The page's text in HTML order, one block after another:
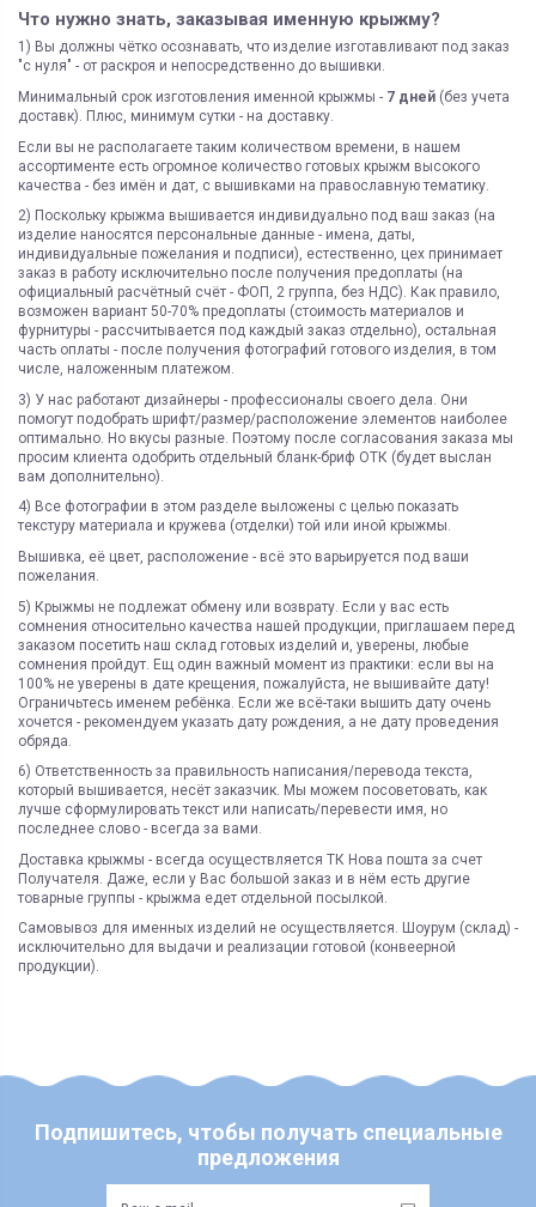
Что нужно знать, заказывая именную крыжму?
1) Вы должны чётко осознавать, что изделие изготавливают под заказ
"с нуля" - от раскроя и непосредственно до вышивки.
Минимальный срок изготовления именной крыжмы - 7 дней (без учета
доставк). Плюс, минимум сутки - на доставку.
Если вы не располагаете таким количеством времени, в нашем
ассортименте есть огромное количество готовых крыжм высокого
качества - без имён и дат, с вышивками на православную тематику.
2) Поскольку крыжма вышивается индивидуально под ваш заказ (на
изделие наносятся персональные данные - имена, даты,
индивидуальные пожелания и подписи), естественно, цех принимает
заказ в работу исключительно после получения предоплаты (на
официальный расчётный счёт - ФОП, 2 группа, без НДС). Как правило,
возможен вариант 50-70% предоплаты (стоимость материалов и
фурнитуры - рассчитывается под каждый заказ отдельно), остальная
часть оплаты - после получения фотографий готового изделия, в том
числе, наложенным платежом.
3) У нас работают дизайнеры - профессионалы своего дела. Они
помогут подобрать шрифт/размер/расположение элементов наиболее
оптимально. Но вкусы разные. Поэтому после согласования заказа мы
просим клиента одобрить отдельный бланк-бриф ОТК (будет выслан
вам дополнительно).
4) Все фотографии в этом разделе выложены с целью показать
текстуру материала и кружева (отделки) той или иной крыжмы.
Вышивка, её цвет, расположение - всё это варьируется под ваши
пожелания.
5) Крыжмы не подлежат обмену или возврату. Если у вас есть
сомнения относительно качества нашей продукции, приглашаем перед
заказом посетить наш склад готовых изделий и, уверены, любые
сомнения пройдут. Ещ один важный момент из практики: если вы на
100% не уверены в дате крещения, пожалуйста, не вышивайте дату!
Ограничьтесь именем ребёнка. Если же всё-таки вышить дату очень
хочется - рекомендуем указать дату рождения, а не дату проведения
обряда.
6) Ответственность за правильность написания/перевода текста,
который вышивается, несёт заказчик. Мы можем посоветовать, как
лучше сформулировать текст или написать/перевести имя, но
последнее слово - всегда за вами.
Доставка крыжмы - всегда осуществляется ТК Нова пошта за счет
Получателя. Даже, если у Вас большой заказ и в нём есть другие
товарные группы - крыжма едет отдельной посылкой.
Самовывоз для именных изделий не осуществляется. Шоурум (склад) -
исключительно для выдачи и реализации готовой (конвеерной
продукции).
Доставка по Украине Новая почта
Новый товар
ЧИ Є БЕЗКОШТОВНА ДОСТАВКА?
Безкоштовна доставка по Україні можлива виключно у відділення ТК
для 100% передоплачених замовлень від 7500 грн
розповсюджується на післяплату та адресну доставку)
поверненню НЕ ПІДЛЯГАЮТЬ наступні категоріі товарів
- аксесуари для дитячих візочків та автокрісел, в тому числі:
козирки, матрасики, вкладиші, простинки та подушки;
Подпишитесь, чтобы получать специальные
предложения